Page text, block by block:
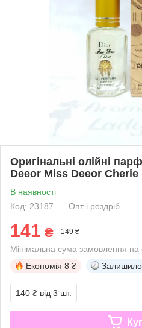
Оригінальні олійні
Deeor Miss Deeor Cherie
В наявності
Код: 23187
Опт і роздріб
141 ₴ 149 ₴
Мінімальна сума замовлення
Економія 8 ₴
140 ₴ від 3 шт.